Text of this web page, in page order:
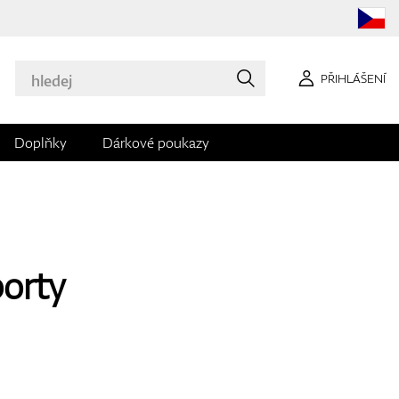
PŘIHLÁŠENÍ
Doplňky Dárkové poukazy